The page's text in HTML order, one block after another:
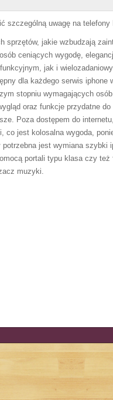
szczególną uwagę na
sprzętów, jakie wzbudzają
ceniących wygodę,
jak i
dla każdego serwis
stopniu wymagających
oraz funkcje przydatne
Poza dostępem do
co jest kolosalna wygoda,
jest wymiana szybki
portali typu klasa czy też
muzyki.